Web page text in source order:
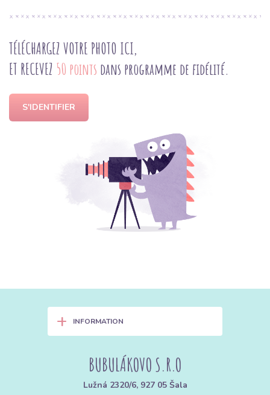
TÉLÉCHARGEZ VOTRE PHOTO ICI,
ET RECEVEZ 50 points dans programme de fidélité.
S'IDENTIFIER
+ INFORMATION
BUBULÁKOVO S.R.O
Lužná 2320/6, 927 05 Šala